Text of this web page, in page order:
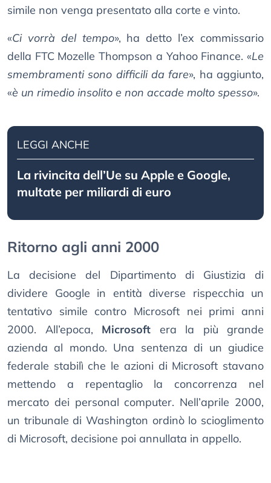
simile non venga presentato alla corte e vinto.
«Ci vorrà del tempo», ha detto l’ex commissario
della FTC Mozelle Thompson a Yahoo Finance. «Le
smembramenti sono difficili da fare», ha aggiunto,
«è un rimedio insolito e non accade molto spesso».
LEGGI ANCHE
La rivincita dell’Ue su Apple e Google,
multate per miliardi di euro
Ritorno agli anni 2000
La decisione del Dipartimento di Giustizia di
dividere Google in entità diverse rispecchia un
tentativo simile contro Microsoft nei primi anni
2000. All’epoca, Microsoft era la più grande
azienda al mondo. Una sentenza di un giudice
federale stabilì che le azioni di Microsoft stavano
mettendo a repentaglio la concorrenza nel
mercato dei personal computer. Nell’aprile 2000,
un tribunale di Washington ordinò lo scioglimento
di Microsoft, decisione poi annullata in appello.